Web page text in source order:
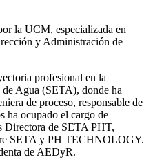
la UCM, especializada en
y Administración de
profesional en la
de Agua (SETA), donde ha
de proceso, responsable de
ha ocupado el cargo de
Directora de SETA PHT,
SETA y PH TECHNOLOGY.
de AEDyR.